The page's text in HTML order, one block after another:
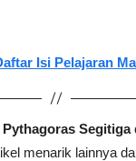
Isi Pelajaran
Segitiga
menarik lainnya